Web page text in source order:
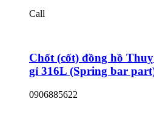
Call
Chốt (cốt) đồng hồ
gỉ 316L (Spring bar
0906885622